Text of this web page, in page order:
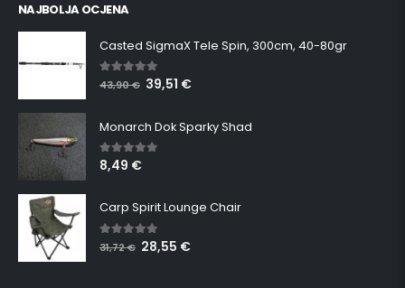
NAJBOLJA OCJENA
Casted SigmaX Tele Spin, 300cm, 40-80gr
5.00out of 5
43,90€ 39,51 €
Monarch Dok Sparky Shad
5.00 out of 5
8,49 €
Carp Spirit Lounge Chair
5.00 out of 5
31,72€ 28,55 €